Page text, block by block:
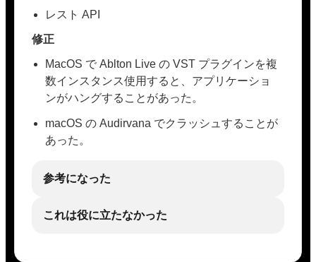
レスト API
修正
MacOS で Ablton Live の VST プラグインを複
数インスタンス使用すると、アプリケーショ
ンがハングすることがあった。
macOS の Audirvana でクラッシュすることが
あった。
参考になった
これは役に立たなかった